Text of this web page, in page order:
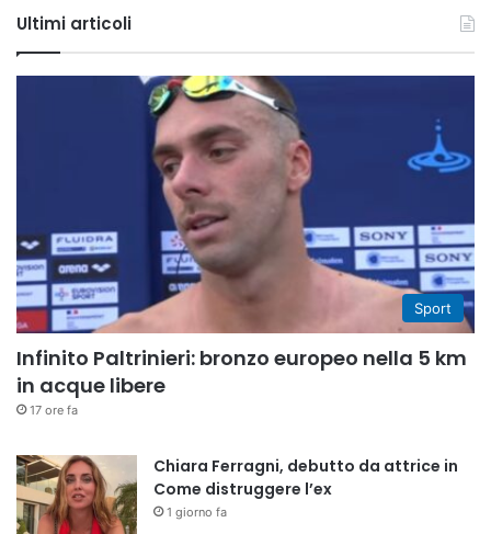
Ultimi articoli
Sport
Infinito Paltrinieri: bronzo europeo nella 5 km
in acque libere
17 ore fa
Chiara Ferragni, debutto da attrice in
Come distruggere l’ex
1 giorno fa